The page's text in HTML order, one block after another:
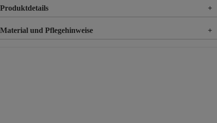
Produktdetails +
Material und Pflegehinweise +